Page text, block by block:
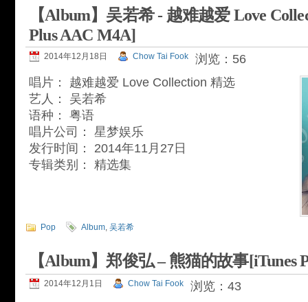
【Album】吴若希 - 越难越爱 Love
Plus AAC M4A]
2014年12月18日 Chow Tai Fook
浏览：56
唱片： 越难越爱 Love Collection 精选
艺人： 吴若希
语种： 粤语
唱片公司： 星梦娱乐
发行时间： 2014年11月27日
专辑类别： 精选集
Pop Album, 吴若希
【Album】郑俊弘 – 熊猫的故事[iTunes
2014年12月1日 Chow Tai Fook
浏览：43